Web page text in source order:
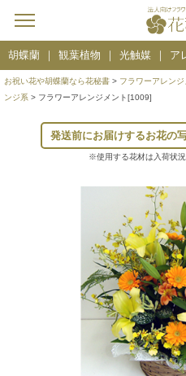
胡蝶蘭 観葉植物 光触媒 ア
お祝い花や胡蝶蘭なら花秘書 > フラワーアレンジ
ンジ系 > フラワーアレンジメント[1009]
発送前にお届けするお花の
※使用する花材は入荷状